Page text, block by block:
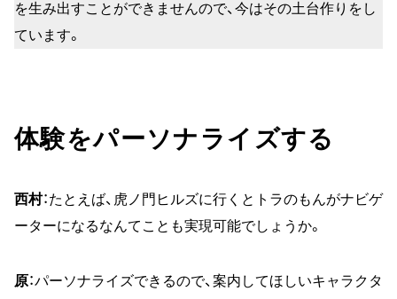
を生み出すことができませんので、今はその土台作りをし
ています。
体験をパーソナライズする
西村：たとえば、虎ノ門ヒルズに行くとトラのもんがナビゲ
ーターになるなんてことも実現可能でしょうか。
原：パーソナライズできるので、案内してほしいキャラクタ